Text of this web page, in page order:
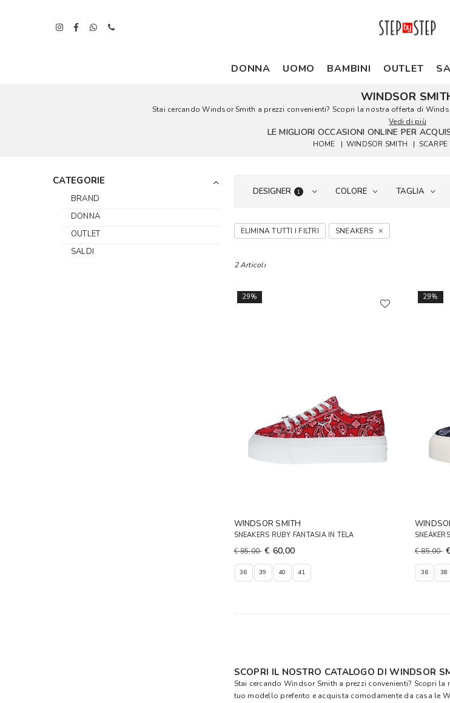
DONNA UOMO BAMBINI OUTLET
WINDSOR
Stai cercando Windsor Smith a prezzi convenienti? Scopri la nostra offerta di
Vedi di più
LE MIGLIORI OCCASIONI ONLINE PER
HOME | WINDSOR SMITH | SCARPE
CATEGORIE
BRAND
DONNA
OUTLET
SALDI
DESIGNER 1 COLORE TAGLIA
ELIMINA TUTTI I FILTRI SNEAKERS
2 Articoli
29%
WINDSOR SMITH
SNEAKERS RUBY FANTASIA IN TELA
€ 85,00 € 60,00
36 39 40 41
29%
€ 85,00
36 38
SCOPRI IL NOSTRO CATALOGO DI WINDSOR
Stai cercando Windsor Smith a prezzi convenienti? Scopri
tuo modello preferito e acquista comodamente da casa le